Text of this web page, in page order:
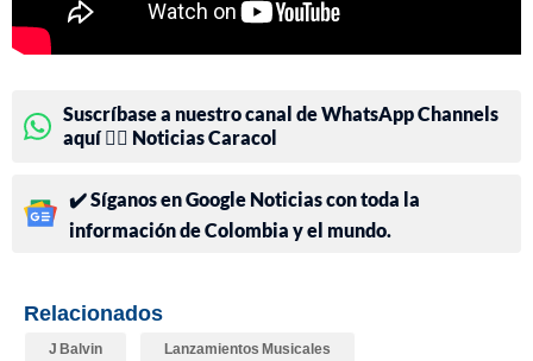
Suscríbase a nuestro canal de WhatsApp Channels
aquí 👉🏻 Noticias Caracol
✔️ Síganos en Google Noticias con toda la
información de Colombia y el mundo.
Relacionados
J Balvin Lanzamientos Musicales